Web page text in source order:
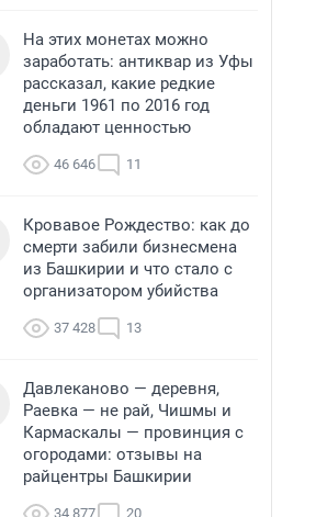
На этих монетах можно
заработать: антиквар из Уфы
рассказал, какие редкие
деньги 1961 по 2016 год
обладают ценностью
46 646 11
Кровавое Рождество: как до
смерти забили бизнесмена
из Башкирии и что стало с
организатором убийства
37 428 13
Давлеканово — деревня,
Раевка — не рай, Чишмы и
Кармаскалы — провинция с
огородами: отзывы на
райцентры Башкирии
34 877 20